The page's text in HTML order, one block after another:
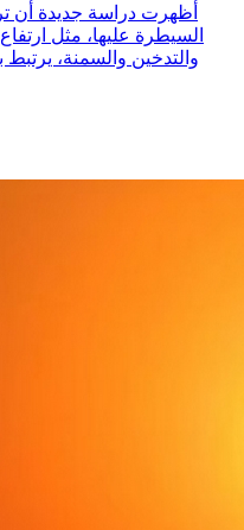
أظهرت دراسة جديدة أن
السيطرة عليها، مثل
والتدخين والسمنة،